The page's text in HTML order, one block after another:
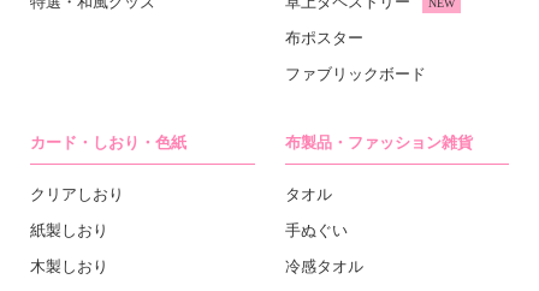
カード・しおり・色紙
クリアしおり
紙製しおり
木製しおり
布製品・ファッション雑貨
タオル
手ぬぐい
冷感タオル
布ポスター
ファブリックボード